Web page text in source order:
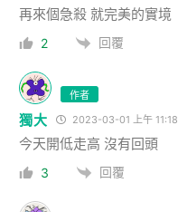
再來個急殺 就完美的實境
2 回覆
作者
獨大 2023-03-01 上午 11:18
今天開低走高 沒有回頭
3 回覆